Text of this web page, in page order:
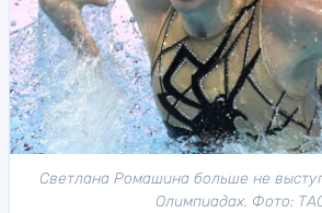
Светлана Ромашина больше не
Олимпиадах. Фото: